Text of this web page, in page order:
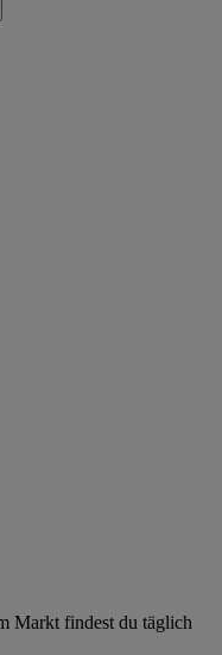
Markt findest du täglich